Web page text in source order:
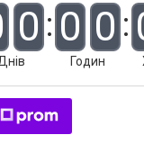
0 0 0
Годин